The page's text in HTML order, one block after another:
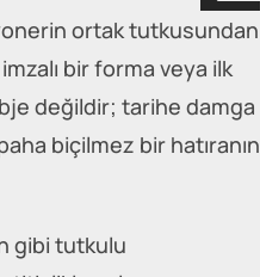
ortak tutkusundan
bir forma veya ilk
değildir; tarihe damga
biçilmez bir hatıranın
gibi tutkulu